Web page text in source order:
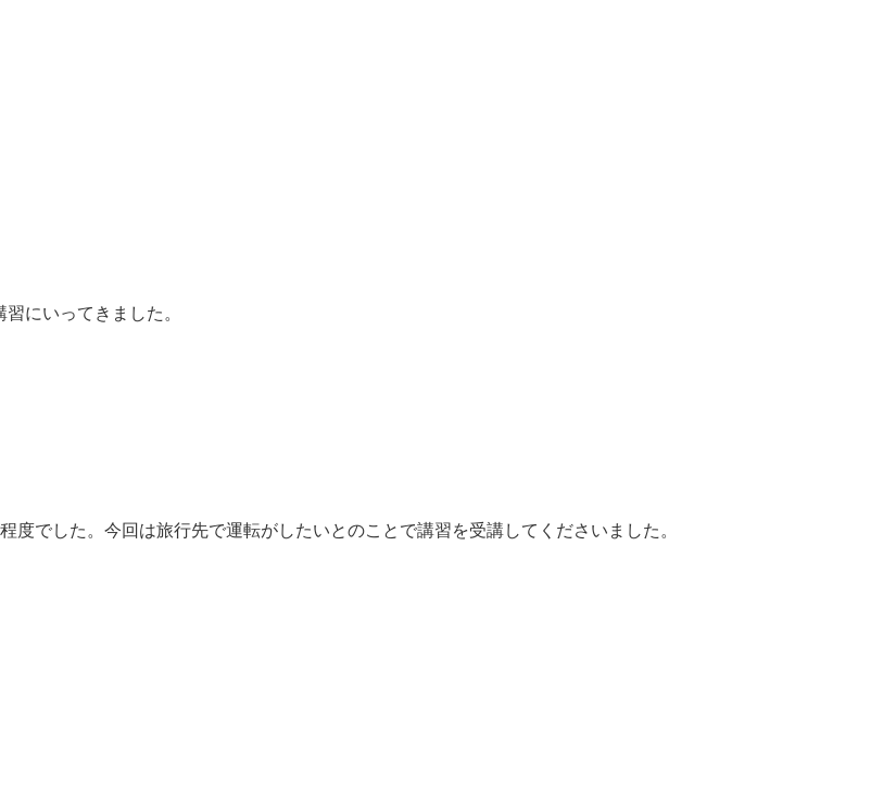
にいってきました。
でした。今回は旅行先で運転がしたいとのことで講習を受講してくださいました。